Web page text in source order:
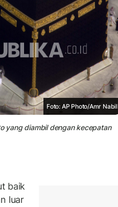
Foto: AP Photo/Amr Nabil
yang diambil dengan kecepatan
baik
luar